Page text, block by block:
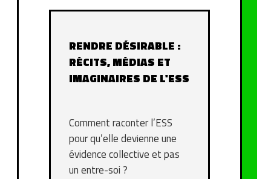
RENDRE DÉSIRABLE :
RÉCITS, MÉDIAS ET
IMAGINAIRES DE L'ESS
Comment raconter l’ESS
pour qu’elle devienne une
évidence collective et pas
un entre-soi ?